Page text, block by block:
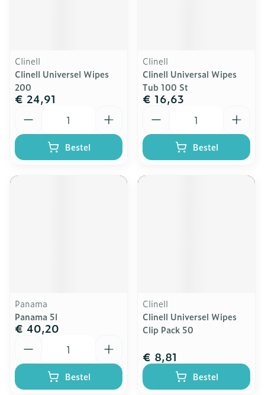
Clinell
Clinell Universel Wipes
200
€ 24,91
Bestel
Clinell
Clinell Universal Wipes
Tub 100 St
€ 16,63
Bestel
Panama
Panama 5l
€ 40,20
Bestel
Clinell
Clinell Universel Wipes
Clip Pack 50
€ 8,81
Bestel